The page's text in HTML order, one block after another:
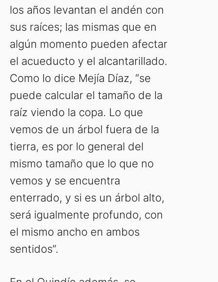
los años levantan el andén con
sus raíces; las mismas que en
algún momento pueden afectar
el acueducto y el alcantarillado.
Como lo dice Mejía Díaz, “se
puede calcular el tamaño de la
raíz viendo la copa. Lo que
vemos de un árbol fuera de la
tierra, es por lo general del
mismo tamaño que lo que no
vemos y se encuentra
enterrado, y si es un árbol alto,
será igualmente profundo, con
el mismo ancho en ambos
sentidos”.